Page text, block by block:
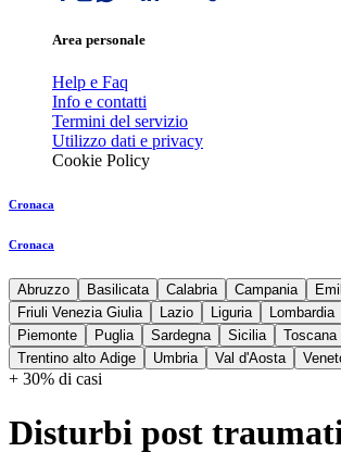
Area personale
Help e Faq
Info e contatti
Termini del servizio
Utilizzo dati e privacy
Cookie Policy
Cronaca
Cronaca
Abruzzo Basilicata Calabria Campania
Friuli Venezia Giulia
Lazio Liguria Lombardia
Piemonte
Puglia Sardegna Sicilia
Toscana
Trentino alto Adige
Umbria Val d'Aosta
+ 30% di casi
Disturbi post